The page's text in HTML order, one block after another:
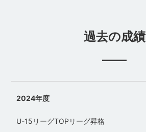
過去の成績
2024年度
U-15リーグTOPリーグ昇格